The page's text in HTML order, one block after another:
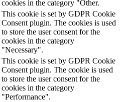
cookies in the category "Other.
This cookie is set by GDPR Cookie
Consent plugin. The cookies is used
to store the user consent for the
cookies in the category
"Necessary".
This cookie is set by GDPR Cookie
Consent plugin. The cookie is used
to store the user consent for the
cookies in the category
"Performance".